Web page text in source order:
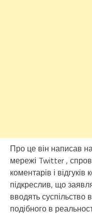
Про це він написав на
мережі Twitter ,
коментарів і
підкреслив, що
вводять суспільство
подібного в